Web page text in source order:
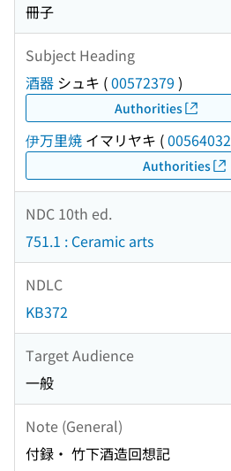
冊子
Subject Heading
酒器 シュキ (00572379 )
Authorities
伊万里焼 イマリヤキ (00564032
Authorities
NDC 10th ed.
751.1 : Ceramic arts
NDLC
KB372
Target Audience
一般
Note (General)
付録・ 竹下酒造回想記